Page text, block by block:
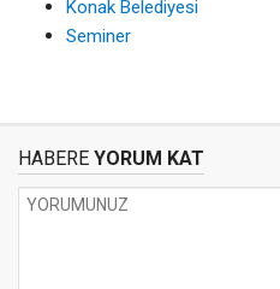
Konak Belediyesi
Seminer
HABERE YORUM KAT